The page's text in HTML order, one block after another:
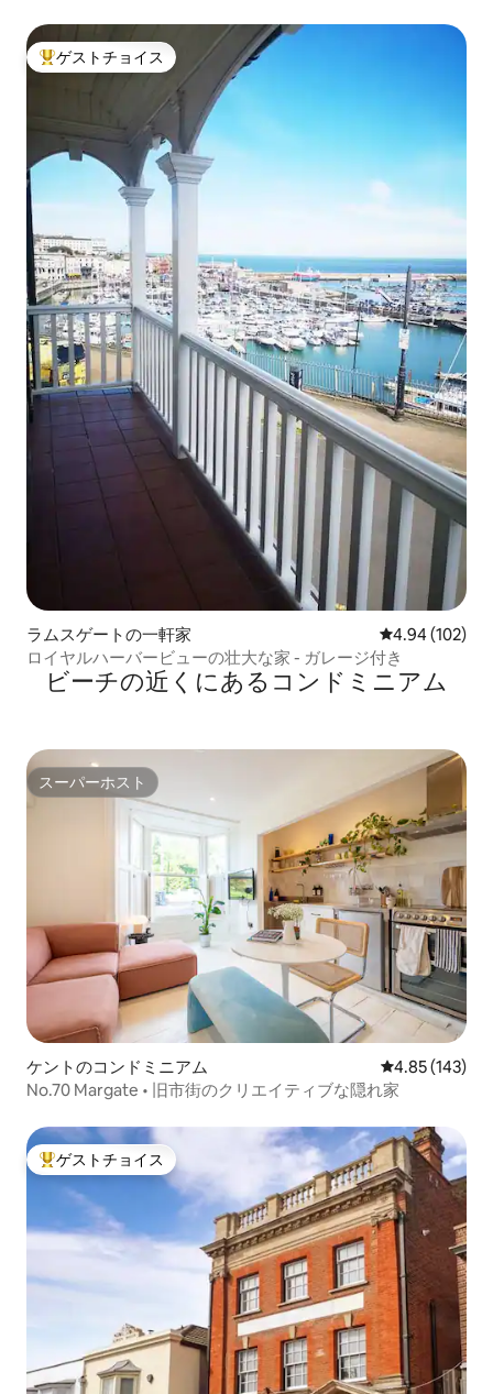
大好評のゲストチョイスです。
ゲストチョイス
ラムスゲートの一軒家 レビュー102
4.94 (102)
ロイヤルハーバービューの壮大な家 - ガレージ付き
ビーチの近くにあるコンドミニアム
スーパーホスト
スーパーホスト
ケントのコンドミニアム レビュー143
4.85 (143)
No.70 Margate • 旧市街のクリエイティブな隠れ家
大好評のゲストチョイスです。
ゲストチョイス